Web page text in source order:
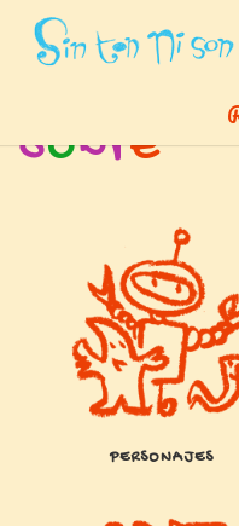
Inicio » Temas » Sobre
Sobre
PERSONAJES